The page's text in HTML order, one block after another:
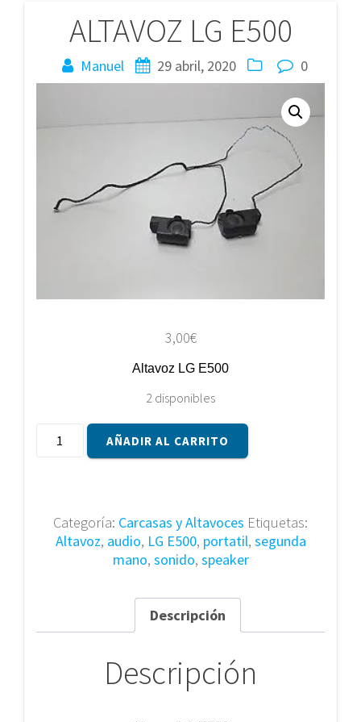
ALTAVOZ LG E500
Manuel 29 abril, 2020 0
3,00€
Altavoz LG E500
2 disponibles
ALTAVOZ
AÑADIR AL CARRITO
Categoría: Carcasas y Altavoces Etiquetas:
Altavoz, audio, LG E500, portatil, segunda
mano, sonido, speaker
Descripción
Descripción
Navegación
de